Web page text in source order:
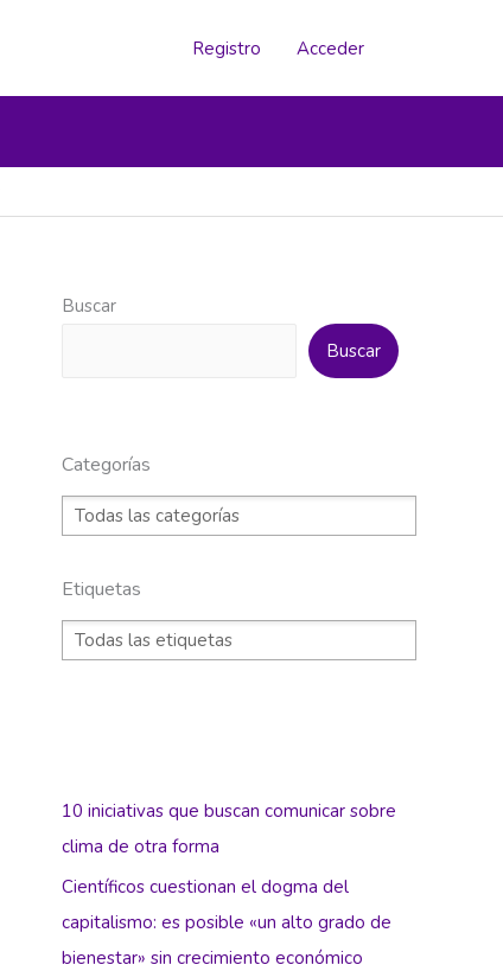
Registro Acceder
Buscar
Buscar
Categorías
Etiquetas
10 iniciativas que buscan comunicar sobre
clima de otra forma
Científicos cuestionan el dogma del
capitalismo: es posible «un alto grado de
bienestar» sin crecimiento económico